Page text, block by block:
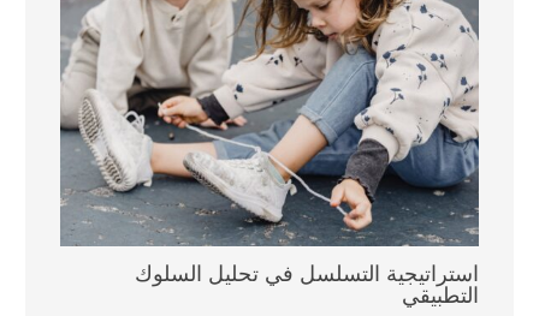
استراتيجية التسلسل في تحليل السلوك
التطبيقي